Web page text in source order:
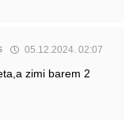
05.12.2024. 02:07
zimi barem 2